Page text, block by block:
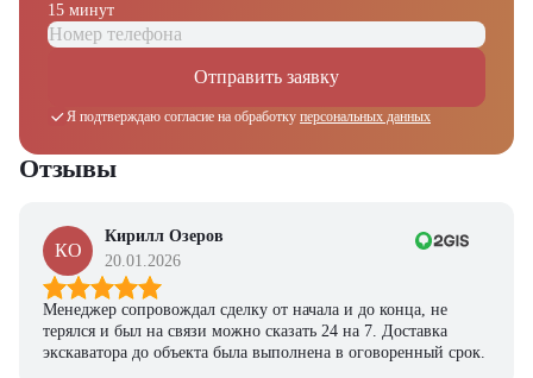
15 минут
Отправить заявку
Я подтверждаю согласие на обработку персональных данных
Отзывы
КО
Кирилл Озеров
20.01.2026
Менеджер сопровождал сделку от начала и до конца, не
терялся и был на связи можно сказать 24 на 7. Доставка
экскаватора до объекта была выполнена в оговоренный срок.